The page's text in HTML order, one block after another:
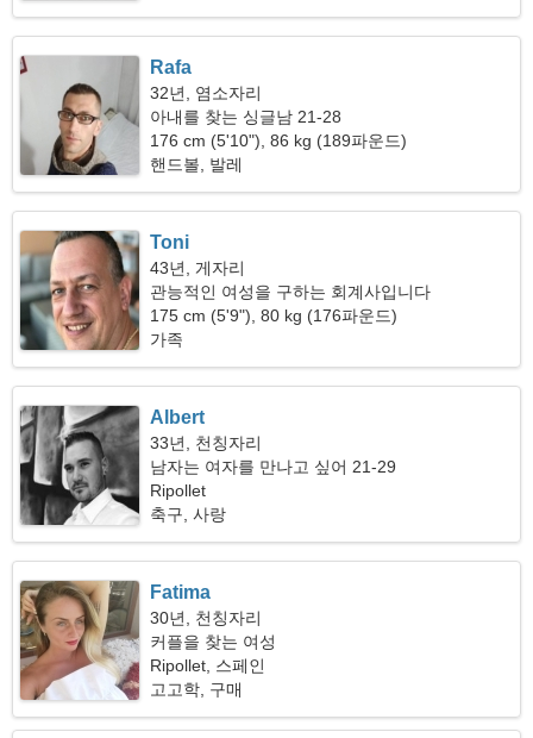
Rafa
32년, 염소자리
아내를 찾는 싱글남 21-28
176 cm (5'10"), 86 kg (189파운드)
핸드볼, 발레
Toni
43년, 게자리
관능적인 여성을 구하는 회계사입니다
175 cm (5'9"), 80 kg (176파운드)
가족
Albert
33년, 천칭자리
남자는 여자를 만나고 싶어 21-29
Ripollet
축구, 사랑
Fatima
30년, 천칭자리
커플을 찾는 여성
Ripollet, 스페인
고고학, 구매